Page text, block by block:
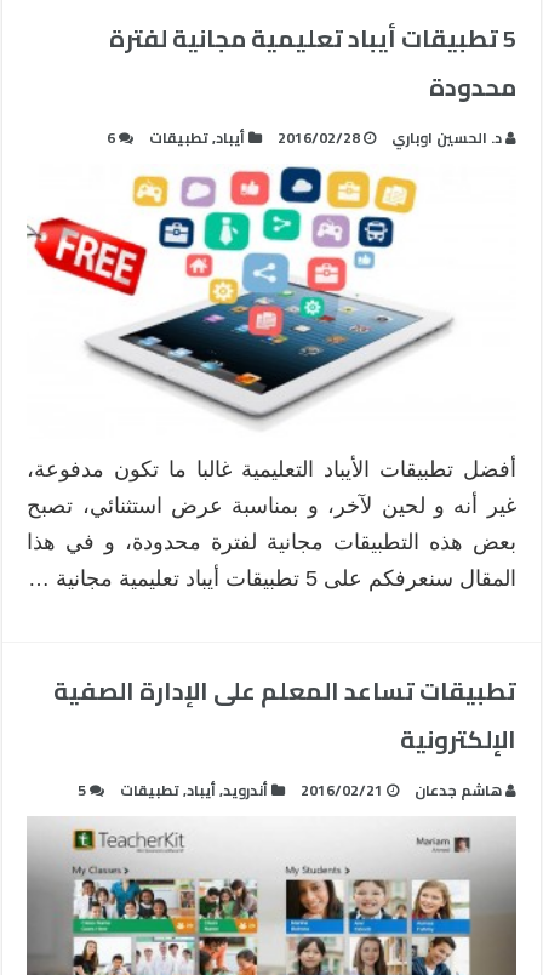
5 تطبيقات أيباد تعليمية مجانية لفترة
محدودة
د. الحسين اوباري 2016/02/28 أيباد,تطبيقات 6
أفضل تطبيقات الأيباد التعليمية غالبا ما تكون مدفوعة،
غير أنه و لحين لآخر، و بمناسبة عرض استثنائي، تصبح
بعض هذه التطبيقات مجانية لفترة محدودة، و في هذا
المقال سنعرفكم على 5 تطبيقات أيباد تعليمية مجانية …
تطبيقات تساعد المعلم على الإدارة الصفية
الإلكترونية
هاشم جدعان 2016/02/21 أندرويد,أيباد,تطبيقات 5